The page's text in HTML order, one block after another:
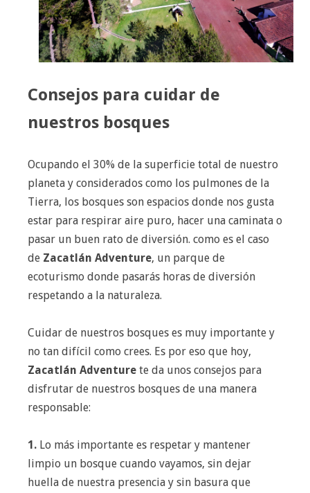
Consejos para cuidar de
nuestros bosques
Ocupando el 30% de la superficie total de nuestro
planeta y considerados como los pulmones de la
Tierra, los bosques son espacios donde nos gusta
estar para respirar aire puro, hacer una caminata o
pasar un buen rato de diversión. como es el caso
de Zacatlán Adventure, un parque de
ecoturismo donde pasarás horas de diversión
respetando a la naturaleza.
Cuidar de nuestros bosques es muy importante y
no tan difícil como crees. Es por eso que hoy,
Zacatlán Adventure te da unos consejos para
disfrutar de nuestros bosques de una manera
responsable:
1. Lo más importante es respetar y mantener
limpio un bosque cuando vayamos, sin dejar
huella de nuestra presencia y sin basura que